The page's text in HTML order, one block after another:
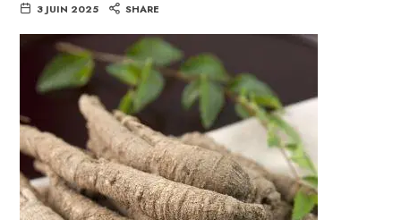
3 JUIN 2025 SHARE